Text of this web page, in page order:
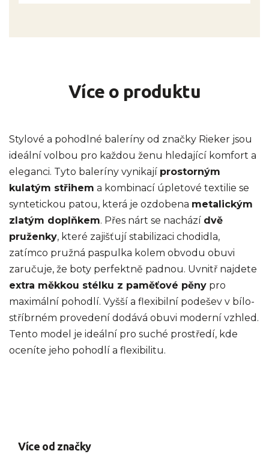
Více o produktu
Stylové a pohodlné baleríny od značky Rieker jsou
ideální volbou pro každou ženu hledající komfort a
eleganci. Tyto baleríny vynikají prostorným
kulatým střihem a kombinací úpletové textilie se
syntetickou patou, která je ozdobena metalickým
zlatým doplňkem. Přes nárt se nachází dvě
pruženky, které zajišťují stabilizaci chodidla,
zatímco pružná paspulka kolem obvodu obuvi
zaručuje, že boty perfektně padnou. Uvnitř najdete
extra měkkou stélku z paměťové pěny pro
maximální pohodlí. Vyšší a flexibilní podešev v bílo-
stříbrném provedení dodává obuvi moderní vzhled.
Tento model je ideální pro suché prostředí, kde
oceníte jeho pohodlí a flexibilitu.
Více od značky